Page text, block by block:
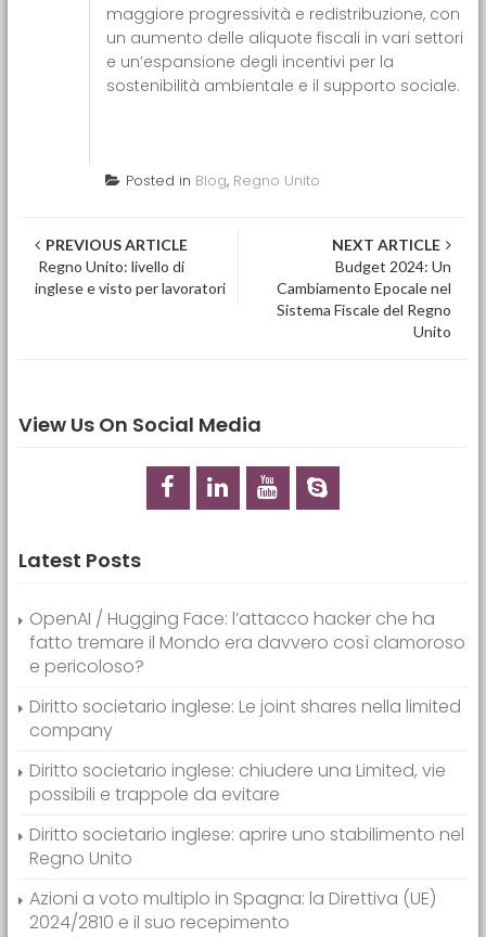
maggiore progressività e redistribuzione, con
un aumento delle aliquote fiscali in vari settori
e un’espansione degli incentivi per la
sostenibilità ambientale e il supporto sociale.
Posted in Blog, Regno Unito
Post navigation
PREVIOUS ARTICLE
Regno Unito: livello di
inglese e visto per lavoratori
NEXT ARTICLE
Budget 2024: Un
Cambiamento Epocale nel
Sistema Fiscale del Regno
Unito
View Us On Social Media
Latest Posts
OpenAI / Hugging Face: l’attacco hacker che ha
fatto tremare il Mondo era davvero così clamoroso
e pericoloso?
Diritto societario inglese: Le joint shares nella limited
company
Diritto societario inglese: chiudere una Limited, vie
possibili e trappole da evitare
Diritto societario inglese: aprire uno stabilimento nel
Regno Unito
Azioni a voto multiplo in Spagna: la Direttiva (UE)
2024/2810 e il suo recepimento